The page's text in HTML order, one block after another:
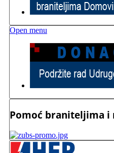
Open menu
Pomoć braniteljima